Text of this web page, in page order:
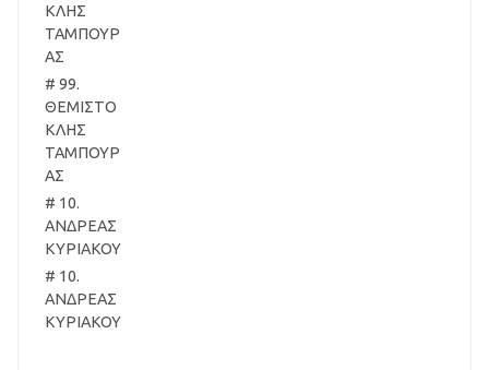
ΚΛΗΣ
ΤΑΜΠΟΥΡ
ΑΣ
# 99.
ΘΕΜΙΣΤΟ
ΚΛΗΣ
ΤΑΜΠΟΥΡ
ΑΣ
# 10.
ΑΝΔΡΕΑΣ
ΚΥΡΙΑΚΟΥ
# 10.
ΑΝΔΡΕΑΣ
ΚΥΡΙΑΚΟΥ